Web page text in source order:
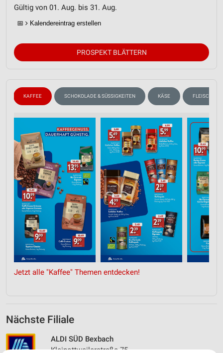
Gültig von 01. Aug. bis 31. Aug.
📅 Kalendereintrag erstellen
PROSPEKT BLÄTTERN
KAFFEE SCHOKOLADE & SÜSSIGKEITEN KÄSE FLEISCH &
Jetzt alle "Kaffee" Themen entdecken!
Nächste Filiale
ALDI SÜD Bexbach
Kleinottweilerstraße 75